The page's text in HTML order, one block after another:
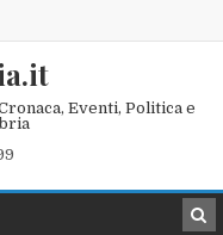
Eventi, Politica e